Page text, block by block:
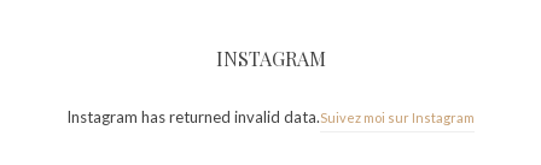
INSTAGRAM
Instagram has returned invalid data.Suivez moi sur Instagram